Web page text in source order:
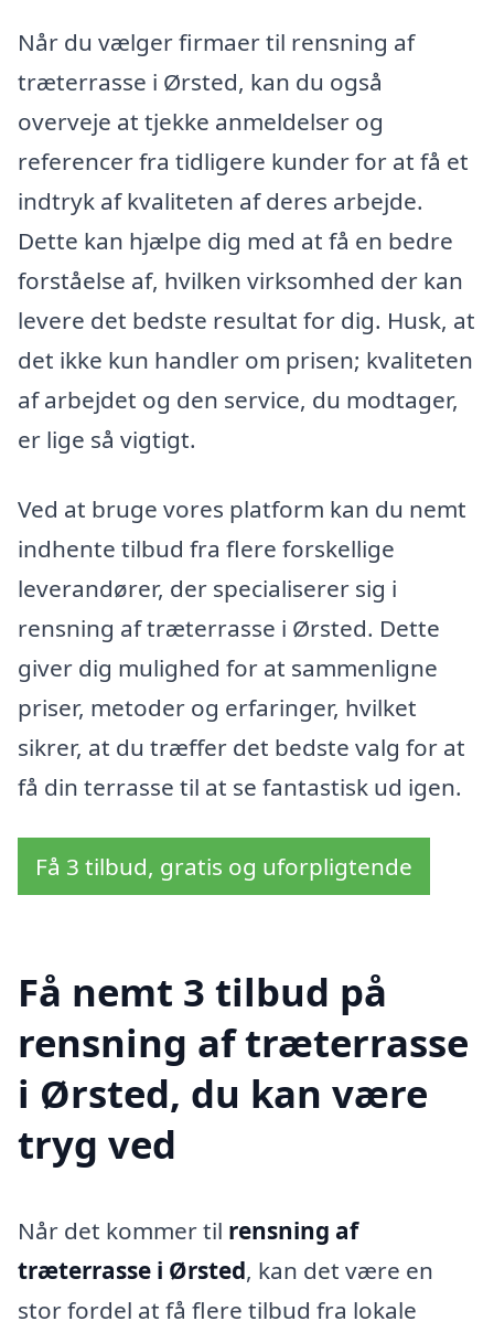
Når du vælger firmaer til rensning af
træterrasse i Ørsted, kan du også
overveje at tjekke anmeldelser og
referencer fra tidligere kunder for at få et
indtryk af kvaliteten af deres arbejde.
Dette kan hjælpe dig med at få en bedre
forståelse af, hvilken virksomhed der kan
levere det bedste resultat for dig. Husk, at
det ikke kun handler om prisen; kvaliteten
af arbejdet og den service, du modtager,
er lige så vigtigt.
Ved at bruge vores platform kan du nemt
indhente tilbud fra flere forskellige
leverandører, der specialiserer sig i
rensning af træterrasse i Ørsted. Dette
giver dig mulighed for at sammenligne
priser, metoder og erfaringer, hvilket
sikrer, at du træffer det bedste valg for at
få din terrasse til at se fantastisk ud igen.
Få 3 tilbud, gratis og uforpligtende
Få nemt 3 tilbud på
rensning af træterrasse
i Ørsted, du kan være
tryg ved
Når det kommer til rensning af
træterrasse i Ørsted, kan det være en
stor fordel at få flere tilbud fra lokale